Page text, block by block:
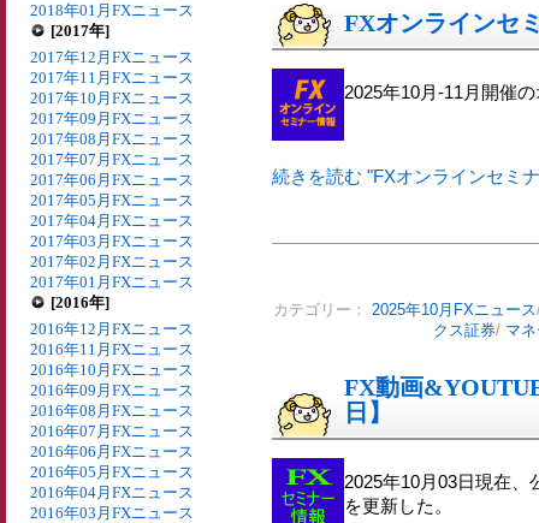
2018年01月FXニュース
[2017年]
2017年12月FXニュース
2017年11月FXニュース
2017年10月FXニュース
2017年09月FXニュース
2017年08月FXニュース
2017年07月FXニュース
2017年06月FXニュース
2017年05月FXニュース
2017年04月FXニュース
2017年03月FXニュース
2017年02月FXニュース
2017年01月FXニュース
[2016年]
2016年12月FXニュース
2016年11月FXニュース
2016年10月FXニュース
2016年09月FXニュース
2016年08月FXニュース
2016年07月FXニュース
2016年06月FXニュース
2016年05月FXニュース
2016年04月FXニュース
2016年03月FXニュース
FXオンラインセ
2025年10月-11月開催
続きを読む "FXオンラインセミ
カテゴリー： 2025年10月FXニュース
クス証券/ マ
FX動画
日】
2025年10月03日現在
を更新した。